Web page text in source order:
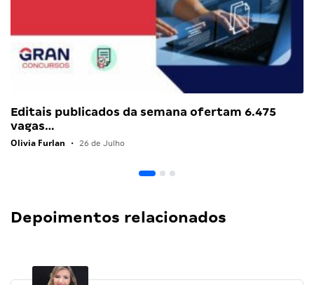
Editais publicados da semana ofertam 6.475
vagas…
Olivia Furlan • 26 de Julho
Depoimentos relacionados